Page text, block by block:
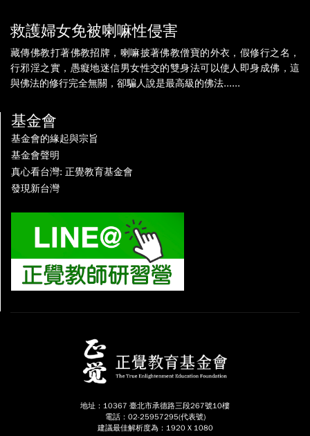
救護婦女免被喇嘛性侵害
藏傳佛教打著佛教招牌，喇嘛披著佛教僧寶的外衣，假修行之名，
行邪淫之實，愚癡地迷信男女性交的雙身法可以使人即身成佛，這
與佛法的修行完全無關，卻騙人說是最高級的佛法......
基金會
基金會的緣起與宗旨
基金會聲明
真心看台灣: 正覺教育基金會
發現新台灣
地址：10367 臺北市承德路三段267號10樓
電話：02-25957295(代表號)
建議最佳解析度為：1920 X 1080